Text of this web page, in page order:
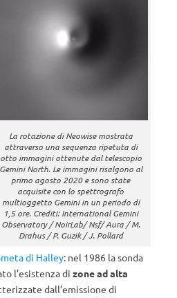
La rotazione di Neowise mostrata
attraverso una sequenza ripetuta di
otto immagini ottenute dal telescopio
Gemini North. Le immagini risalgono al
primo agosto 2020 e sono state
acquisite con lo spettrografo
multioggetto Gemini in un periodo di
1,5 ore. Crediti: International Gemini
Observatory / NoirLab/ Nsf/ Aura / M.
Drahus / P. Guzik / J. Pollard
di Halley: nel 1986 la sonda
l’esistenza di zone ad alta
dall’emissione di